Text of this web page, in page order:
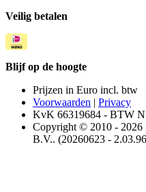
Veilig betalen
Blijf op de hoogte
Prijzen in Euro incl. btw
Voorwaarden | Privacy
KvK 66319684 - BTW
Copyright © 2010 - 2026
B.V.. (20260623 -